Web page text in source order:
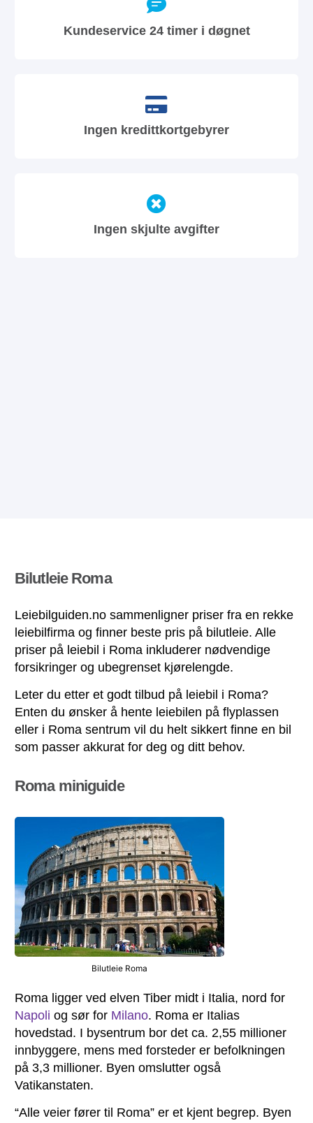
Kundeservice 24 timer i døgnet
Ingen kredittkortgebyrer
Ingen skjulte avgifter
Bilutleie Roma
Leiebilguiden.no sammenligner priser fra en rekke
leiebilfirma og finner beste pris på bilutleie. Alle
priser på leiebil i Roma inkluderer nødvendige
forsikringer og ubegrenset kjørelengde.
Leter du etter et godt tilbud på leiebil i Roma?
Enten du ønsker å hente leiebilen på flyplassen
eller i Roma sentrum vil du helt sikkert finne en bil
som passer akkurat for deg og ditt behov.
Roma miniguide
Bilutleie Roma
Roma ligger ved elven Tiber midt i Italia, nord for
Napoli og sør for Milano. Roma er Italias
hovedstad. I bysentrum bor det ca. 2,55 millioner
innbyggere, mens med forsteder er befolkningen
på 3,3 millioner. Byen omslutter også
Vatikanstaten.
“Alle veier fører til Roma” er et kjent begrep. Byen